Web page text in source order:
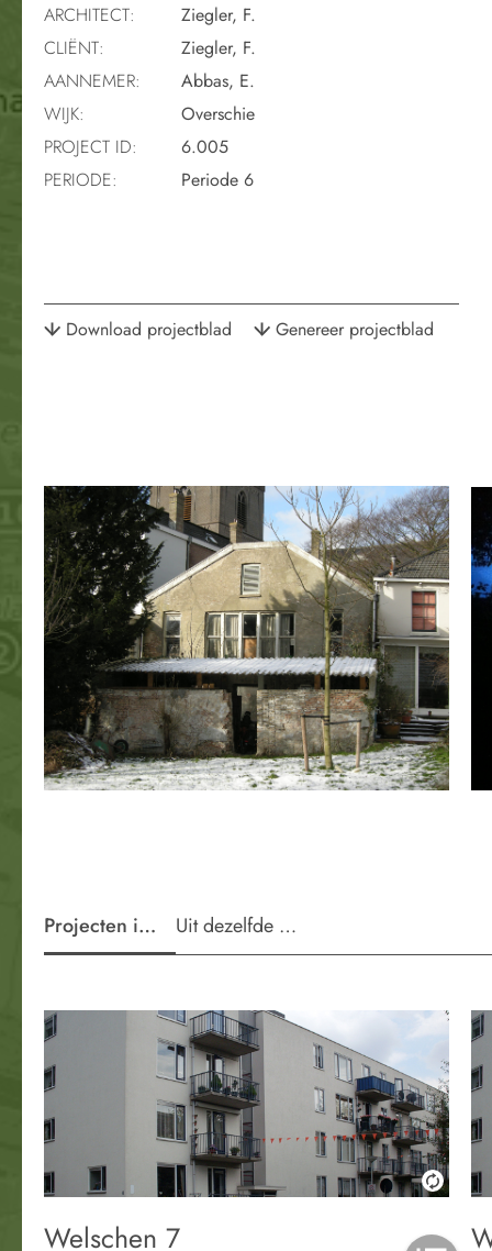
ARCHITECT:
Ziegler, F.
CLIËNT:
Ziegler, F.
AANNEMER:
Abbas, E.
WIJK:
Overschie
PROJECT ID:
6.005
PERIODE:
Periode 6
Download projectblad Genereer projectblad
Projecten in de wijkUit dezelfde periode
Welschen 7